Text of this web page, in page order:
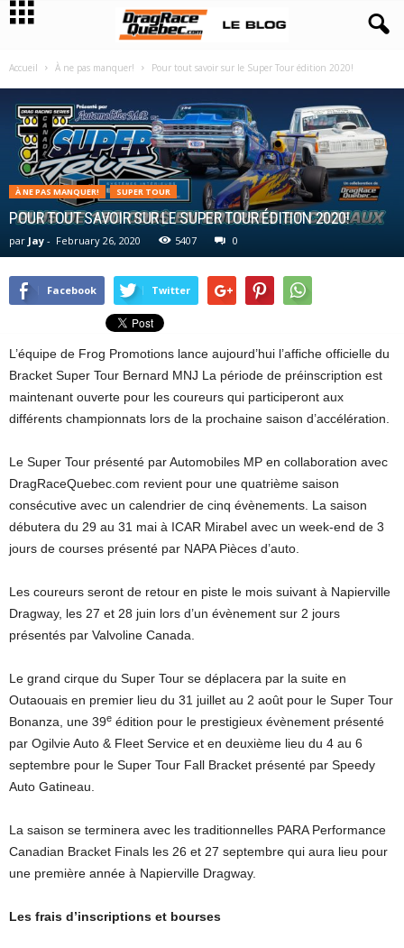
Accueil À ne pas manquer! Pour tout savoir sur le Super Tour édition 2020!
À NE PAS MANQUER! SUPER TOUR
POUR TOUT SAVOIR SUR LE SUPER TOUR ÉDITION 2020!
par Jay - February 26, 2020 5407 0
Facebook Twitter
L’équipe de Frog Promotions lance aujourd’hui l’affiche officielle du
Bracket Super Tour Bernard MNJ La période de préinscription est
maintenant ouverte pour les coureurs qui participeront aux
différents championnats lors de la prochaine saison d’accélération.
Le Super Tour présenté par Automobiles MP en collaboration avec
DragRaceQuebec.com revient pour une quatrième saison
consécutive avec un calendrier de cinq évènements. La saison
débutera du 29 au 31 mai à ICAR Mirabel avec un week-end de 3
jours de courses présenté par NAPA Pièces d’auto.
Les coureurs seront de retour en piste le mois suivant à Napierville
Dragway, les 27 et 28 juin lors d’un évènement sur 2 jours
présentés par Valvoline Canada.
Le grand cirque du Super Tour se déplacera par la suite en
Outaouais en premier lieu du 31 juillet au 2 août pour le Super Tour
Bonanza, une 39e édition pour le prestigieux évènement présenté
par Ogilvie Auto & Fleet Service et en deuxième lieu du 4 au 6
septembre pour le Super Tour Fall Bracket présenté par Speedy
Auto Gatineau.
La saison se terminera avec les traditionnelles PARA Performance
Canadian Bracket Finals les 26 et 27 septembre qui aura lieu pour
une première année à Napierville Dragway.
Les frais d’inscriptions et bourses